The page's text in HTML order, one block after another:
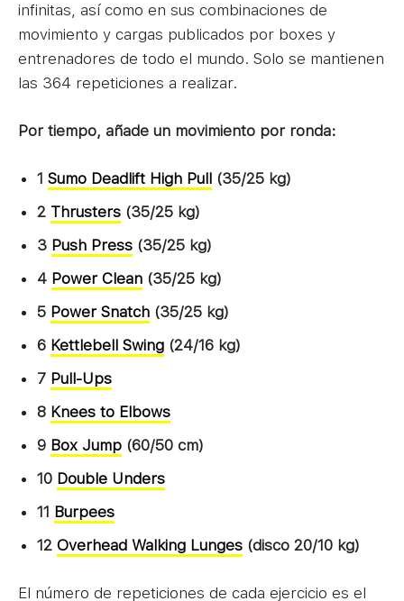
infinitas, así como en sus combinaciones de
movimiento y cargas publicados por boxes y
entrenadores de todo el mundo. Solo se mantienen
las 364 repeticiones a realizar.
Por tiempo, añade un movimiento por ronda:
1 Sumo Deadlift High Pull (35/25 kg)
2 Thrusters (35/25 kg)
3 Push Press (35/25 kg)
4 Power Clean (35/25 kg)
5 Power Snatch (35/25 kg)
6 Kettlebell Swing (24/16 kg)
7 Pull-Ups
8 Knees to Elbows
9 Box Jump (60/50 cm)
10 Double Unders
11 Burpees
12 Overhead Walking Lunges (disco 20/10 kg)
El número de repeticiones de cada ejercicio es el